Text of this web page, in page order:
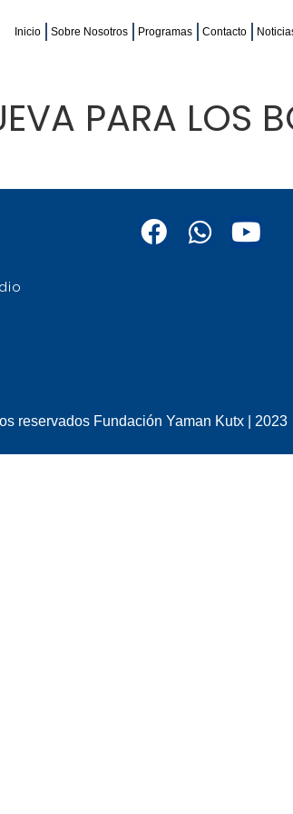
Inicio Sobre Nosotros Programas Contacto
PARA LOS
reservados Fundación Yaman Kutx | 2023